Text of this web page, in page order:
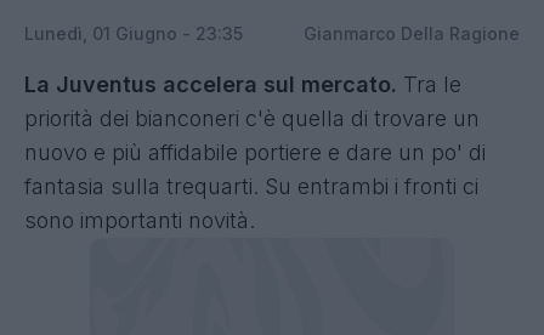
Lunedì, 01 Giugno - 23:35 Gianmarco Della Ragione
La Juventus accelera sul mercato. Tra le
priorità dei bianconeri c'è quella di trovare un
nuovo e più affidabile portiere e dare un po' di
fantasia sulla trequarti. Su entrambi i fronti ci
sono importanti novità.